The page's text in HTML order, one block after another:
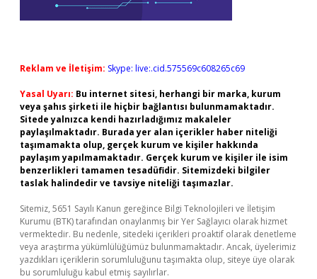
Reklam ve İletişim: Skype: live:.cid.575569c608265c69
Yasal Uyarı: Bu internet sitesi, herhangi bir marka, kurum
veya şahıs şirketi ile hiçbir bağlantısı bulunmamaktadır.
Sitede yalnızca kendi hazırladığımız makaleler
paylaşılmaktadır. Burada yer alan içerikler haber niteliği
taşımamakta olup, gerçek kurum ve kişiler hakkında
paylaşım yapılmamaktadır. Gerçek kurum ve kişiler ile isim
benzerlikleri tamamen tesadüfidir. Sitemizdeki bilgiler
taslak halindedir ve tavsiye niteliği taşımazlar.
Sitemiz, 5651 Sayılı Kanun gereğince Bilgi Teknolojileri ve İletişim
Kurumu (BTK) tarafından onaylanmış bir Yer Sağlayıcı olarak hizmet
vermektedir. Bu nedenle, sitedeki içerikleri proaktif olarak denetleme
veya araştırma yükümlülüğümüz bulunmamaktadır. Ancak, üyelerimiz
yazdıkları içeriklerin sorumluluğunu taşımakta olup, siteye üye olarak
bu sorumluluğu kabul etmiş sayılırlar.